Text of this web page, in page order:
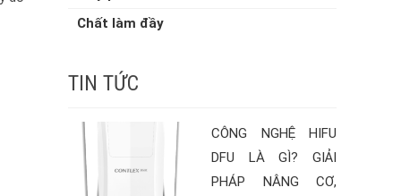
Chất làm đầy
TIN TỨC
CÔNG NGHỆ HIFU
DFU LÀ GÌ? GIẢI
PHÁP NÂNG CƠ,